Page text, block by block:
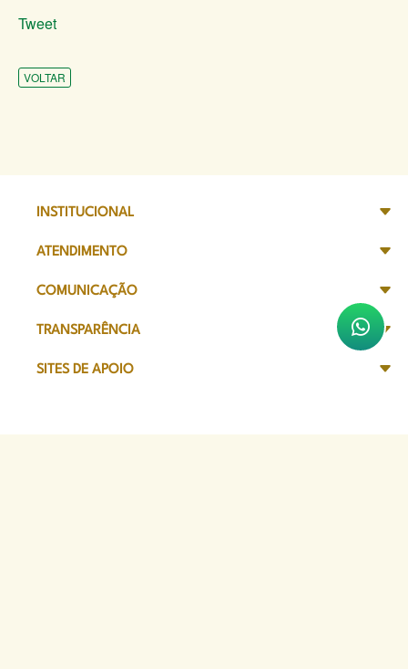
Tweet
VOLTAR
INSTITUCIONAL
ATENDIMENTO
COMUNICAÇÃO
TRANSPARÊNCIA
SITES DE APOIO